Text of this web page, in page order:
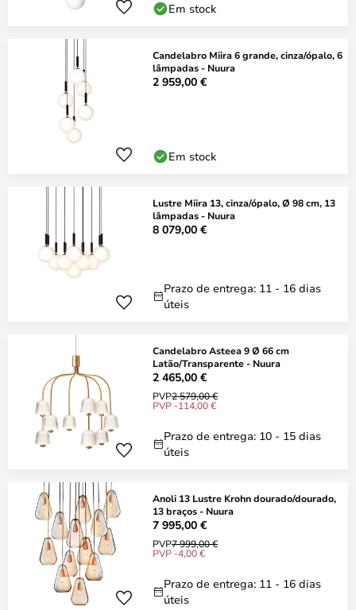
Em stock
Candelabro Miira 6 grande, cinza/ópalo, 6
lâmpadas - Nuura
2 959,00 €
Em stock
Lustre Miira 13, cinza/ópalo, Ø 98 cm, 13
lâmpadas - Nuura
8 079,00 €
Prazo de entrega: 11 - 16 dias
úteis
Candelabro Asteea 9 Ø 66 cm
Latão/Transparente - Nuura
2 465,00 €
PVP2 579,00 €
PVP -114,00 €
Prazo de entrega: 10 - 15 dias
úteis
Anoli 13 Lustre Krohn dourado/dourado,
13 braços - Nuura
7 995,00 €
PVP7 999,00 €
PVP -4,00 €
Prazo de entrega: 11 - 16 dias
úteis